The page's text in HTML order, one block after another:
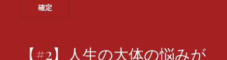
【#2】人生の大体の悩みが